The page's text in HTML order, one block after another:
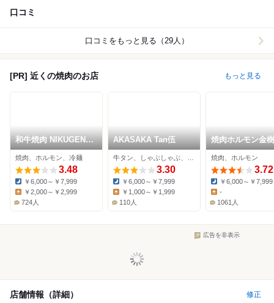
口コミ
口コミをもっと見る（29人）
[PR] 近くの焼肉のお店 もっと見る
和牛焼肉 NIKUGEN
赤坂店
焼肉、ホルモン、冷麺
3.48
Dinner:
￥6,000～￥7,999
￥2,000～￥2,999
724人
AKASAKA Tan伍
3.30
Dinner:
￥6,000～￥7,999
￥1,000～￥1,999
110人
焼肉ホルモン金樹
焼肉、ホルモン
3.72
Dinner:
￥6,000～￥7,999
-
1061人
広告を非表示
店舗情報（詳細） 修正